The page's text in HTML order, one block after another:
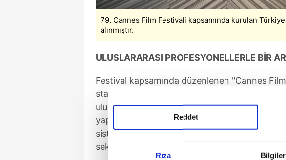
Rıza Bilgiler
Reddet
79. Cannes Film Festivali kapsamında kurulan
alınmıştır.
ULUSLARARASI PROFESYONELLERLE BİR
Festival kapsamında düzenlenen "Cannes
stantta Türk yapım şirketleri, satış ajansları
uluslararası profesyonellerle bir araya gelerek
yapım fırsatlarını değerlendirdi. Türkiye'nin
sistemi, teknik imkanları ve film çekim
sektör temsilcileriyle paylaşıldı.